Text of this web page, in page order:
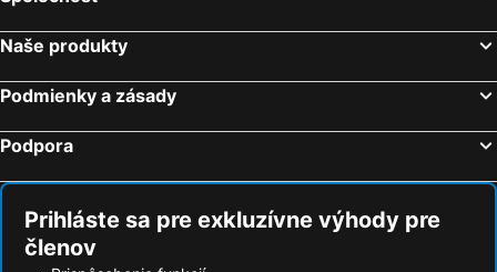
Naše produkty
Podmienky a zásady
Podpora
Prihláste sa pre exkluzívne výhody pre
členov